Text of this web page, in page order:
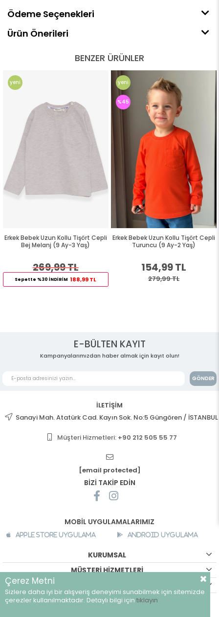
Ödeme Seçenekleri
Ürün Önerileri
BENZER ÜRÜNLER
Erkek Bebek Uzun Kollu Tişört Cepli
Bej Melanj (9 Ay-3 Yaş)
269,99 TL
Sepette %30 İNDİRİM 188,99 TL
yeni
Erkek Bebek Uzun Kollu Tişört Cepli
Turuncu (9 Ay-2 Yaş)
154,99 TL
279,99 TL
%45
yeni
ürün
E-BÜLTEN KAYIT
Kampanyalarımızdan haber almak için kayıt olun!
GÖNDER
İLETİŞİM
Sanayi Mah. Atatürk Cad. Kayın Sok. No:5 Güngören / İSTANBUL
Müşteri Hizmetleri: +90 212 505 55 77
[email protected]
BİZİ TAKİP EDİN
MOBİL UYGULAMALARIMIZ
Apple Store Uygulama Android Uygulama
KURUMSAL
MÜŞTERİ HİZMETLERİ
©breeze.com.tr - Tüm hakları saklıdır.
Çerez Metni
Sizlere daha iyi bir alışveriş deneyimi sunabilmek için sitemizde
çerezler kullanılmaktadır. Detaylı bilgi için tıklayın